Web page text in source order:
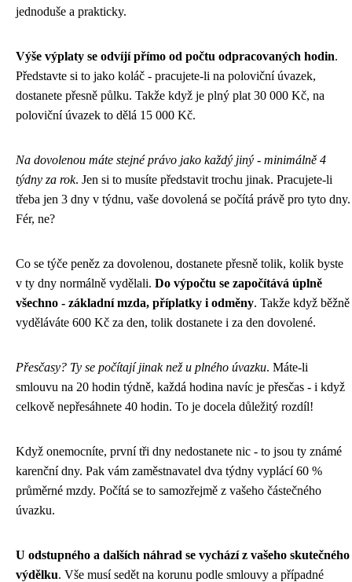
jednoduše a prakticky.
Výše výplaty se odvíjí přímo od počtu odpracovaných hodin.
Představte si to jako koláč - pracujete-li na poloviční úvazek,
dostanete přesně půlku. Takže když je plný plat 30 000 Kč, na
poloviční úvazek to dělá 15 000 Kč.
Na dovolenou máte stejné právo jako každý jiný - minimálně 4
týdny za rok. Jen si to musíte představit trochu jinak. Pracujete-li
třeba jen 3 dny v týdnu, vaše dovolená se počítá právě pro tyto dny.
Fér, ne?
Co se týče peněz za dovolenou, dostanete přesně tolik, kolik byste
v ty dny normálně vydělali. Do výpočtu se započítává úplně
všechno - základní mzda, příplatky i odměny. Takže když běžně
vyděláváte 600 Kč za den, tolik dostanete i za den dovolené.
Přesčasy? Ty se počítají jinak než u plného úvazku. Máte-li
smlouvu na 20 hodin týdně, každá hodina navíc je přesčas - i když
celkově nepřesáhnete 40 hodin. To je docela důležitý rozdíl!
Když onemocníte, první tři dny nedostanete nic - to jsou ty známé
karenční dny. Pak vám zaměstnavatel dva týdny vyplácí 60 %
průměrné mzdy. Počítá se to samozřejmě z vašeho částečného
úvazku.
U odstupného a dalších náhrad se vychází z vašeho skutečného
výdělku. Vše musí sedět na korunu podle smlouvy a případné